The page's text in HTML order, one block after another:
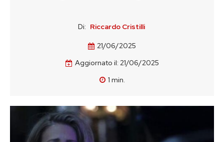
Di: Riccardo Cristilli
21/06/2025
Aggiornato il: 21/06/2025
1 min.